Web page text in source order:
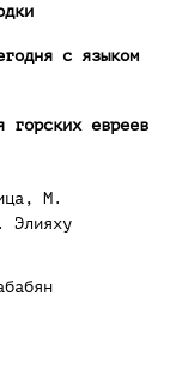
с языком
горских евреев
М.
Элияху